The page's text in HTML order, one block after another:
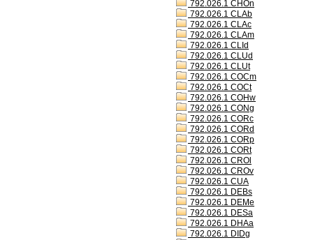
792.026.1 CHOn
792.026.1 CLAb
792.026.1 CLAc
792.026.1 CLAm
792.026.1 CLId
792.026.1 CLUd
792.026.1 CLUt
792.026.1 COCm
792.026.1 COCt
792.026.1 COHw
792.026.1 CONg
792.026.1 CORc
792.026.1 CORd
792.026.1 CORp
792.026.1 CORt
792.026.1 CROl
792.026.1 CROv
792.026.1 CUA
792.026.1 DEBs
792.026.1 DEMe
792.026.1 DESa
792.026.1 DHAa
792.026.1 DIDg